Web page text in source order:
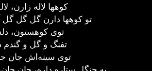
کوهها لاله زارن،
تو کوهها دارن گل گل گل
توی کوهستون،
تفنگ و گل و گندم
توی سينه‌اش جان